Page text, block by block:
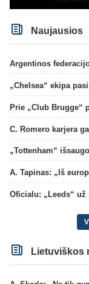
Naujausios
„Chelsea“ ekipa
C. Romero karjera
„Tottenham“
Lietuviškos